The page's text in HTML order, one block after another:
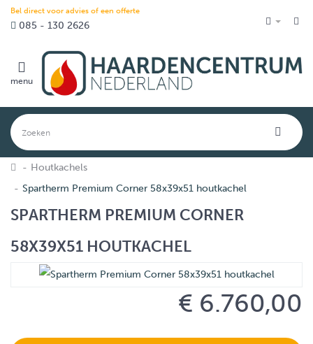
Bel direct voor advies of een offerte
085 - 130 2626
menu
Houtkachels
Spartherm Premium Corner 58x39x51 houtkachel
SPARTHERM PREMIUM CORNER
58X39X51 HOUTKACHEL
€ 6.760,00